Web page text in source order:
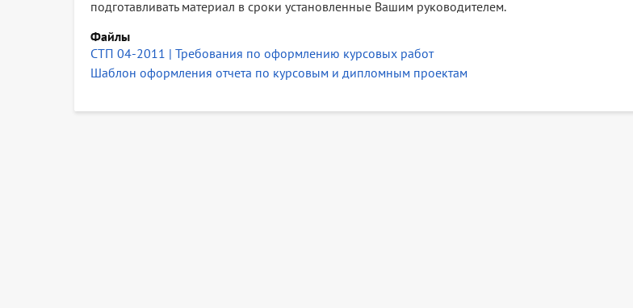
подготавливать материал в сроки установленные Вашим руководителем.
Файлы
СТП 04-2011 | Требования по оформлению курсовых работ
Шаблон оформления отчета по курсовым и дипломным проектам